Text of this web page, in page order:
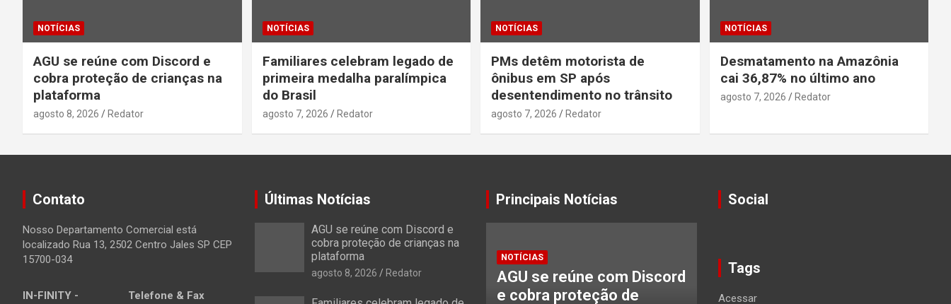
NOTÍCIAS
AGU se reúne com Discord e
cobra proteção de crianças na
plataforma
agosto 8, 2026 Redator
NOTÍCIAS
Familiares celebram legado de
primeira medalha paralímpica
do Brasil
agosto 7, 2026 Redator
NOTÍCIAS
PMs detêm motorista de
ônibus em SP após
desentendimento no trânsito
agosto 7, 2026 Redator
NOTÍCIAS
Desmatamento na Amazônia
cai 36,87% no último ano
agosto 7, 2026 Redator
Contato
Nosso Departamento Comercial está
localizado Rua 13, 2502 Centro Jales SP CEP
15700-034
IN-FINITY -
Telefone & Fax
Últimas Notícias
AGU se reúne com Discord e
cobra proteção de crianças na
plataforma
agosto 8, 2026 Redator
Principais Notícias
NOTÍCIAS
AGU se reúne com Discord
e cobra proteção de
Social
Tags
Acessar